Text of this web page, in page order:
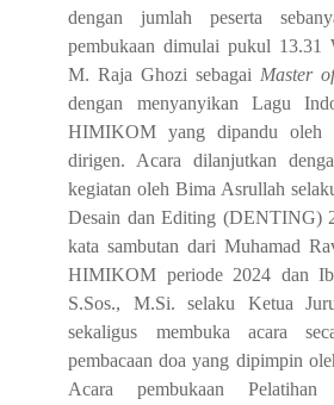
dengan jumlah peserta
pembukaan dimulai pukul
M. Raja Ghozi sebagai Master
dengan menyanyikan Lagu
HIMIKOM yang dipandu oleh
dirigen. Acara dilanjutkan
kegiatan oleh Bima Asrullah
Desain dan Editing (DENTING)
kata sambutan dari Muhamad
HIMIKOM periode 2024 danI
S.Sos., M.Si.selaku Ketua
sekaligus membuka acara
pembacaan doa yang dipimpin
Acara pembukaan